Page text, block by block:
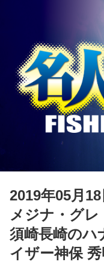
2019年05月
メジナ・グレ
須崎長崎のハ
イザー神保 秀